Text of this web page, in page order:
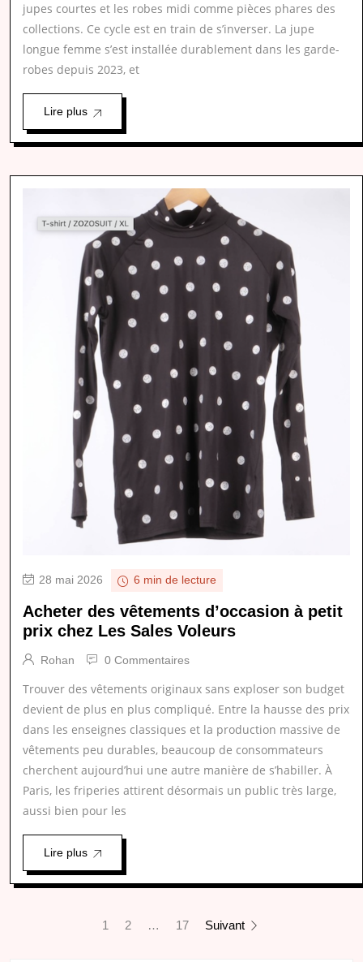
jupes courtes et les robes midi comme pièces phares des
collections. Ce cycle est en train de s’inverser. La jupe
longue femme s’est installée durablement dans les garde-
robes depuis 2023, et
Lire plus
28 mai 2026 6 min de lecture
Acheter des vêtements d’occasion à petit
prix chez Les Sales Voleurs
Rohan 0 Commentaires
Trouver des vêtements originaux sans exploser son budget
devient de plus en plus compliqué. Entre la hausse des prix
dans les enseignes classiques et la production massive de
vêtements peu durables, beaucoup de consommateurs
cherchent aujourd’hui une autre manière de s’habiller. À
Paris, les friperies attirent désormais un public très large,
aussi bien pour les
Lire plus
1 2 … 17 Suivant